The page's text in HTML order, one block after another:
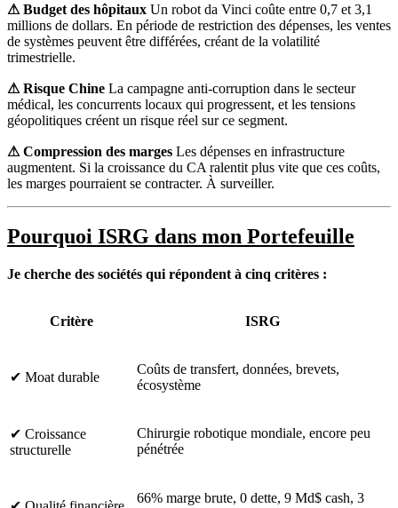
⚠ Budget des hôpitaux Un robot da Vinci coûte entre 0,7 et 3,1
millions de dollars. En période de restriction des dépenses, les ventes
de systèmes peuvent être différées, créant de la volatilité
trimestrielle.
⚠ Risque Chine La campagne anti-corruption dans le secteur
médical, les concurrents locaux qui progressent, et les tensions
géopolitiques créent un risque réel sur ce segment.
⚠ Compression des marges Les dépenses en infrastructure
augmentent. Si la croissance du CA ralentit plus vite que ces coûts,
les marges pourraient se contracter. À surveiller.
Pourquoi ISRG dans mon Portefeuille
Je cherche des sociétés qui répondent à cinq critères :
Critère ISRG
✔ Moat durable
Coûts de transfert, données, brevets,
écosystème
✔ Croissance
structurelle
Chirurgie robotique mondiale, encore peu
pénétrée
66% marge brute, 0 dette, 9 Md$ cash, 3